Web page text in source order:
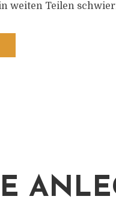
weiten Teilen